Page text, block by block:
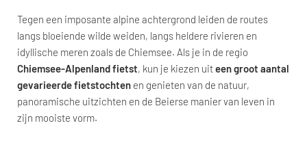
Tegen een imposante alpine achtergrond leiden de routes
langs bloeiende wilde weiden, langs heldere rivieren en
idyllische meren zoals de Chiemsee. Als je in de regio
Chiemsee-Alpenland fietst, kun je kiezen uiteen groot aantal
gevarieerde fietstochten en genieten van de natuur,
panoramische uitzichten en de Beierse manier van leven in
zijn mooiste vorm.